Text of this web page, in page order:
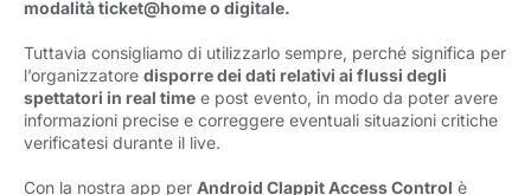
modalità ticket@home o digitale.
Tuttavia consigliamo di utilizzarlo sempre, perché significa per
l’organizzatore disporre dei dati relativi ai flussi degli
spettatori in real time e post evento, in modo da poter avere
informazioni precise e correggere eventuali situazioni critiche
verificatesi durante il live.
Con la nostra app per Android Clappit Access Control è